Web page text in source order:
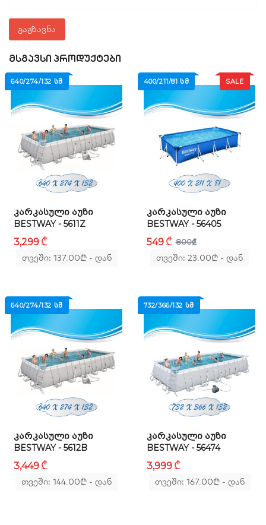
გაგზავნა
ᲛᲡᲒᲐᲕᲡᲘ ᲞᲠᲝᲓᲣᲥᲢᲔᲑᲘ
640/274/132 ᲡᲛ
ᲙᲐᲠᲙᲐᲡᲣᲚᲘ ᲐᲣᲖᲘ
BESTWAY - 5611Z
3,299 ₾
თვეში: 137.00₾- დან
SALE
400/211/81 ᲡᲛ
ᲙᲐᲠᲙᲐᲡᲣᲚᲘ ᲐᲣᲖᲘ
BESTWAY - 56405
549 ₾ 800₾
თვეში: 23.00₾ - დან
640/274/132 ᲡᲛ
ᲙᲐᲠᲙᲐᲡᲣᲚᲘ ᲐᲣᲖᲘ
BESTWAY - 5612B
3,449 ₾
თვეში: 144.00₾ - დან
732/366/132 ᲡᲛ
ᲙᲐᲠᲙᲐᲡᲣᲚᲘ ᲐᲣᲖᲘ
BESTWAY - 56474
3,999 ₾
თვეში: 167.00₾- დან